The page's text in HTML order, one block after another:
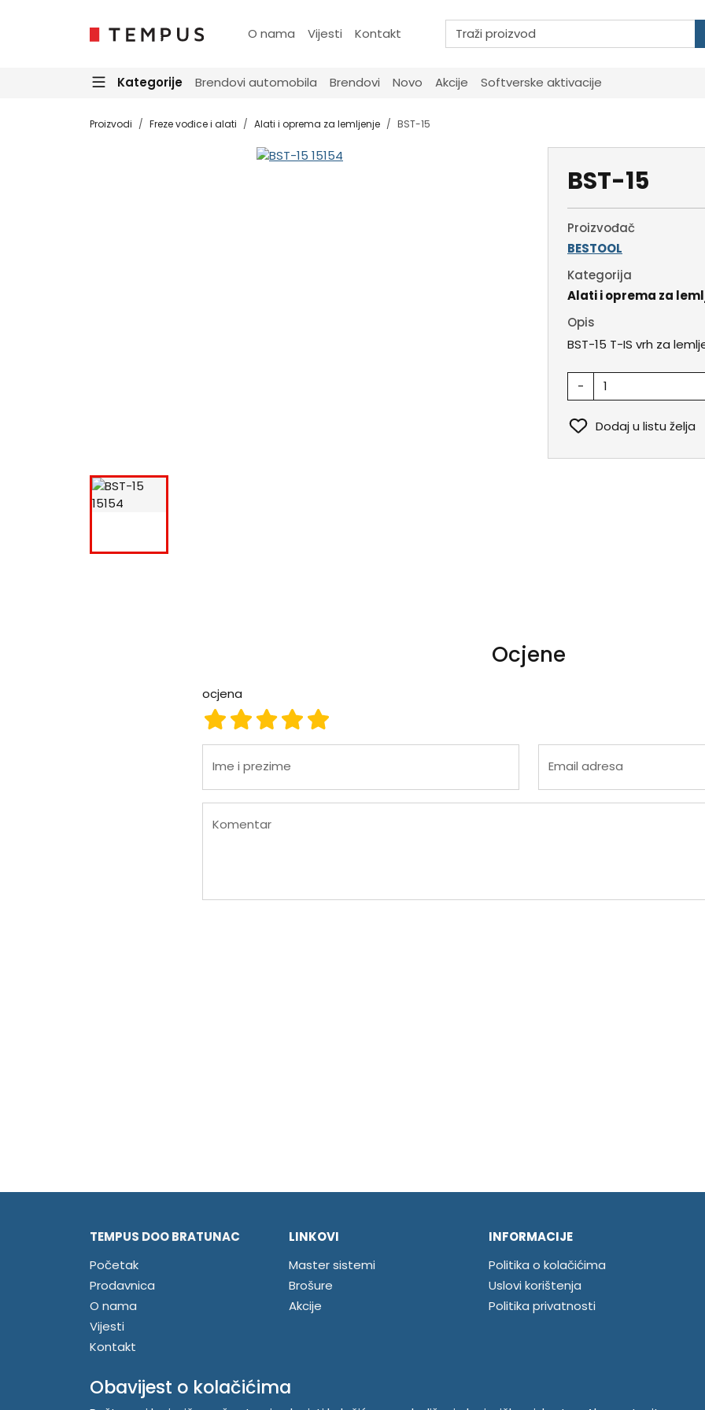
O nama Vijesti Kontakt
Kategorije Brendovi automobila Brendovi Novo Akcije Softverske aktivacije
Proizvodi Freze vođice i alati Alati i oprema za lemljenje BST-15
BST-15
Proizvođač
BESTOOL
Kategorija
Alati i oprema za
Opis
BST-15 T-IS vrh za
-
Dodaj u listu želja
Ocjene
ocjena
ocjena 5
ocjena 4
ocjena 3
ocjena 2
ocjena 1
Ime i prezime Email adresa
Komentar
TEMPUS DOO BRATUNAC
Početak
Prodavnica
O nama
Vijesti
Kontakt
Prijavite se
LINKOVI
Master sistemi
Brošure
Akcije
INFORMACIJE
Politika o kolačićima
Uslovi korištenja
Politika privatnosti
Obavijest o kolačićima